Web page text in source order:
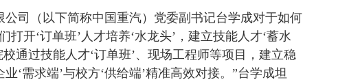
公司（以下简称中国重汽）党委副书记台学成对于如何
打开‘订单班’人才培养‘水龙头’，建立技能人才‘蓄水
通过技能人才‘订单班’、现场工程师等项目，建立稳
‘需求端’与校方‘供给端’精准高效对接。”台学成坦